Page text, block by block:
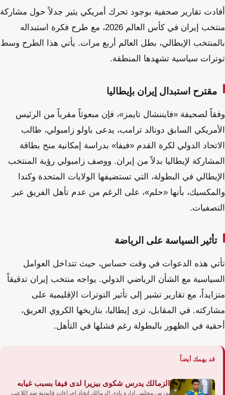
أفادت تقارير صحفية بوجود تحرك أمريكي يثير جدلاً حول مشاركة
منتخب إيران في كأس العالم 2026، مع طرح فكرة استبداله
بالمنتخب الإيطالي، بطل العالم أربع مرات. يأتي هذا الطرح وسط
توترات سياسية تشهدها المنطقة.
مقترح استبدال إيران بإيطاليا
وفقاً لصحيفة «فايننشال تايمز»، فإن مبعوثاً مقرباً من الرئيس
الأمريكي السابق دونالد ترامب، يدعى باولو زامبولي، طالب
الاتحاد الدولي لكرة القدم «فيفا» بدراسة إمكانية منح بطاقة
المشاركة لإيطاليا بدلاً من إيران. ووصف زامبولي رؤية المنتخب
الإيطالي في البطولة، التي تستضيفها الولايات المتحدة وكندا
والمكسيك، بأنها «حلم»، على الرغم من عدم تأهل الفريق عبر
التصفيات.
تأثير السياسة على الرياضة
تأتي هذه الدعوات في وقت حساس، حيث تتداخل العوامل
السياسية مع الشأن الرياضي الدولي. يواجه منتخب إيران تدقيقاً
متزايداً، مع تقارير تشير إلى تأثير التوترات الإقليمية على
مشاركته. في المقابل، ترى إيطاليا، بتاريخها الكروي العريق،
أحقية في الظهور بالبطولة رغم فشلها في التأهل.
قد يهمك أيضاً
الزمالك يدرس شكوى بيزيرا لدى فيفا بسبب غيابه
يدرس مجلس إدارة نادي الزمالك اتخاذ إجراءات قانونية ضد اللاعب